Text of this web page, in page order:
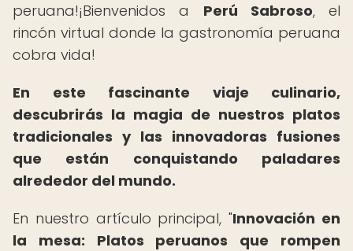
peruana!¡Bienvenidos a Perú Sabroso, el
rincón virtual donde la gastronomía peruana
cobra vida!
En este fascinante viaje culinario,
descubrirás la magia de nuestros platos
tradicionales y las innovadoras fusiones
que están conquistando paladares
alrededor del mundo.
En nuestro artículo principal, "Innovación en
la mesa: Platos peruanos que rompen